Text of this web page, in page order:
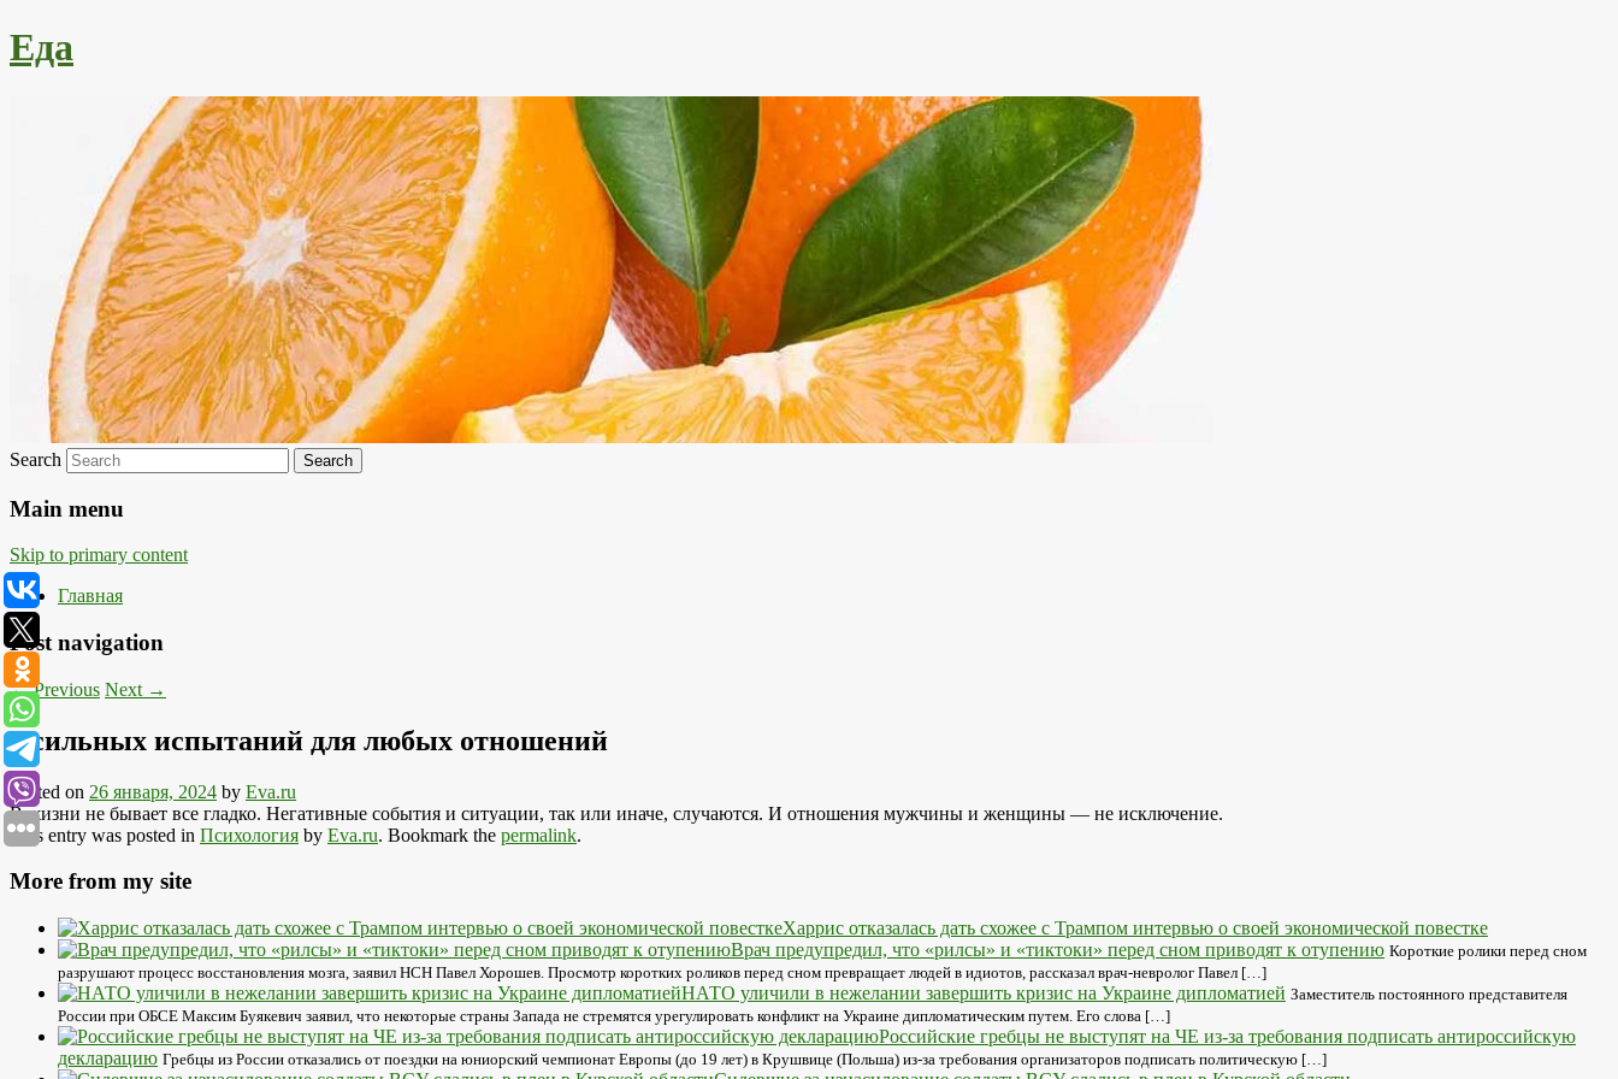
Еда
Search
Main menu
Skip to primary content
Главная
Post navigation
←Previous Next →
5 сильных испытаний для любых отношений
Posted on 26 января, 2024 by Eva.ru
В жизни не бывает все гладко. Негативные события и ситуации, так или иначе, случаются. И отношения мужчины и женщины — не исключение.
This entry was posted in Психология by Eva.ru. Bookmark the permalink.
More from my site
Харрис отказалась дать схожее с Трампом интервью о своей экономической повестке
Врач предупредил, что «рилсы» и «тиктоки» перед сном приводят к отупению Короткие ролики перед сном
разрушают процесс восстановления мозга, заявил НСН Павел Хорошев. Просмотр коротких роликов перед сном превращает людей в идиотов, рассказал врач-невролог Павел […]
НАТО уличили в нежелании завершить кризис на Украине дипломатией Заместитель постоянного представителя
России при ОБСЕ Максим Буякевич заявил, что некоторые страны Запада не стремятся урегулировать конфликт на Украине дипломатическим путем. Его слова […]
Российские гребцы не выступят на ЧЕ из-за требования подписать антироссийскую
декларацию Гребцы из России отказались от поездки на юниорский чемпионат Европы (до 19 лет) в Крушвице (Польша) из-за требования организаторов подписать политическую […]